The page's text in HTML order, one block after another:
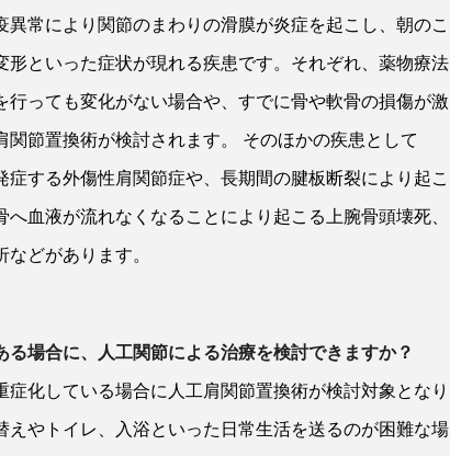
異常により関節のまわりの滑膜が炎症を起こし、朝のこ
形といった症状が現れる疾患です。それぞれ、薬物療法
行っても変化がない場合や、すでに骨や軟骨の損傷が激
関節置換術が検討されます。 そのほかの疾患として
症する外傷性肩関節症や、長期間の腱板断裂により起こ
へ血液が流れなくなることにより起こる上腕骨頭壊死、
どがあります。
る場合に、人工関節による治療を検討できますか？
症化している場合に人工肩関節置換術が検討対象となり
えやトイレ、入浴といった日常生活を送るのが困難な場